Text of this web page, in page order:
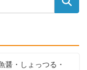
醤・しょっつる・